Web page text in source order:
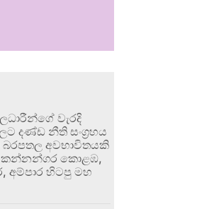
වැරදි
දණ්ඩ නීති සංග්‍රහය
බරපතල අවභාවිතයකි
කන්නන්ගර කොළඹ,
අම්පාර හිටපු මහ